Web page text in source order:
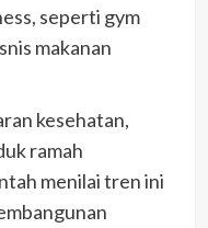
seperti gym
makanan
kesehatan,
ramah
menilai tren ini